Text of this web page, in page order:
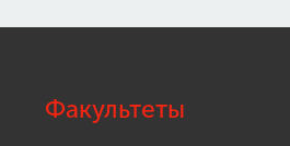
Факультеты